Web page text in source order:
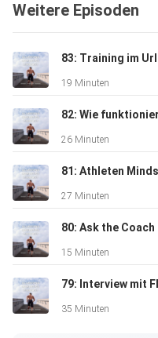
Hier kannst du deinen
berechnen:https://
Und hier kannst du dich
Community-Workouts
trainingsplan/
Weitere Episoden
83: Training im
19 Minuten
26 Minuten
27 Minuten
15 Minuten
35 Minuten